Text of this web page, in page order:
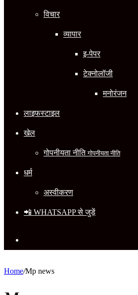
विचार
व्यापार
इ-पेपर
टेक्नोलॉजी
मनोरंजन
लाइफस्टाइल
खेल
गोपनीयता नीतिगोपनीयता नीति
धर्म
अस्वीकरण
📲 WHATSAPP से जुड़ें
Home/Mp news